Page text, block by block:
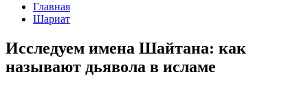
Главная
Шариат
Исследуем имена Шайтана: как
называют дьявола в исламе